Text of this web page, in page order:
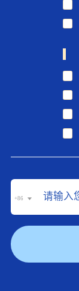
+86